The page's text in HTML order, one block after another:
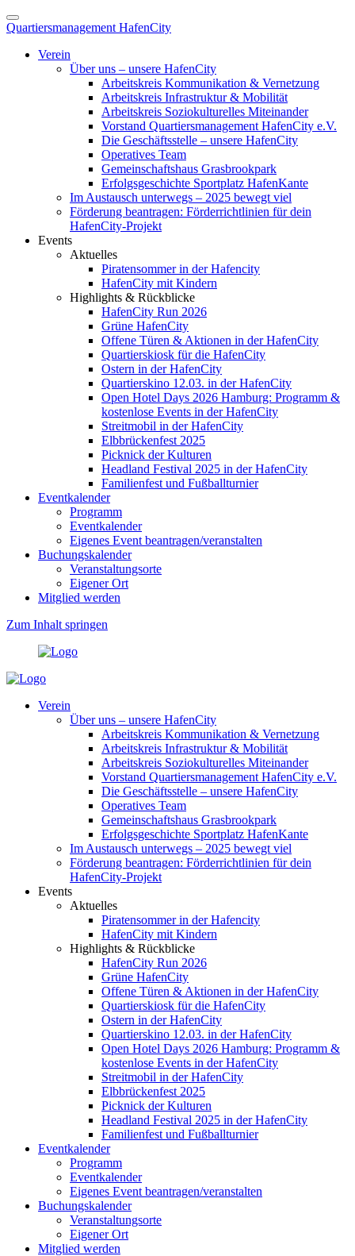
Quartiersmanagement HafenCity
Verein
Über uns – unsere HafenCity
Arbeitskreis Kommunikation & Vernetzung
Arbeitskreis Infrastruktur & Mobilität
Arbeitskreis Soziokulturelles Miteinander
Vorstand Quartiersmanagement HafenCity e.V.
Die Geschäftsstelle – unsere HafenCity
Operatives Team
Gemeinschaftshaus Grasbrookpark
Erfolgsgeschichte Sportplatz HafenKante
Im Austausch unterwegs – 2025 bewegt viel
Förderung beantragen: Förderrichtlinien für dein
HafenCity-Projekt
Events
Aktuelles
Piratensommer in der Hafencity
HafenCity mit Kindern
Highlights & Rückblicke
HafenCity Run 2026
Grüne HafenCity
Offene Türen & Aktionen in der HafenCity
Quartierskiosk für die HafenCity
Ostern in der HafenCity
Quartierskino 12.03. in der HafenCity
Open Hotel Days 2026 Hamburg: Programm &
kostenlose Events in der HafenCity
Streitmobil in der HafenCity
Elbbrückenfest 2025
Picknick der Kulturen
Headland Festival 2025 in der HafenCity
Familienfest und Fußballturnier
Eventkalender
Programm
Eventkalender
Eigenes Event beantragen/veranstalten
Buchungskalender
Veranstaltungsorte
Eigener Ort
Mitglied werden
Zum Inhalt springen
Verein
Über uns – unsere HafenCity
Arbeitskreis Kommunikation & Vernetzung
Arbeitskreis Infrastruktur & Mobilität
Arbeitskreis Soziokulturelles Miteinander
Vorstand Quartiersmanagement HafenCity e.V.
Die Geschäftsstelle – unsere HafenCity
Operatives Team
Gemeinschaftshaus Grasbrookpark
Erfolgsgeschichte Sportplatz HafenKante
Im Austausch unterwegs – 2025 bewegt viel
Förderung beantragen: Förderrichtlinien für dein
HafenCity-Projekt
Events
Aktuelles
Piratensommer in der Hafencity
HafenCity mit Kindern
Highlights & Rückblicke
HafenCity Run 2026
Grüne HafenCity
Offene Türen & Aktionen in der HafenCity
Quartierskiosk für die HafenCity
Ostern in der HafenCity
Quartierskino 12.03. in der HafenCity
Open Hotel Days 2026 Hamburg: Programm &
kostenlose Events in der HafenCity
Streitmobil in der HafenCity
Elbbrückenfest 2025
Picknick der Kulturen
Headland Festival 2025 in der HafenCity
Familienfest und Fußballturnier
Eventkalender
Programm
Eventkalender
Eigenes Event beantragen/veranstalten
Buchungskalender
Veranstaltungsorte
Eigener Ort
Mitglied werden